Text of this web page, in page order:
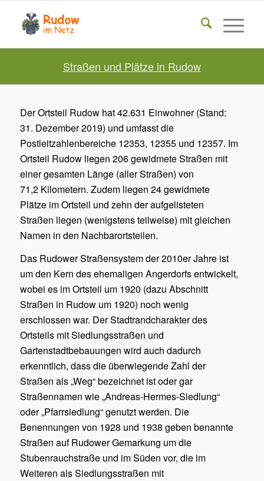
Straßen und Plätze in Rudow
Der Ortsteil Rudow hat 42.631 Einwohner (Stand:
31. Dezember 2019) und umfasst die
Postleitzahlenbereiche 12353, 12355 und 12357. Im
Ortsteil Rudow liegen 206 gewidmete Straßen mit
einer gesamten Länge (aller Straßen) von
71,2 Kilometern. Zudem liegen 24 gewidmete
Plätze im Ortsteil und zehn der aufgelisteten
Straßen liegen (wenigstens teilweise) mit gleichen
Namen in den Nachbarortsteilen.
Das Rudower Straßensystem der 2010er Jahre ist
um den Kern des ehemaligen Angerdorfs entwickelt,
wobei es im Ortsteil um 1920 (dazu Abschnitt
Straßen in Rudow um 1920) noch wenig
erschlossen war. Der Stadtrandcharakter des
Ortsteils mit Siedlungsstraßen und
Gartenstadtbebauungen wird auch dadurch
erkenntlich, dass die überwiegende Zahl der
Straßen als „Weg“ bezeichnet ist oder gar
Straßennamen wie „Andreas-Hermes-Siedlung“
oder „Pfarrsiedlung“ genutzt werden. Die
Benennungen von 1928 und 1938 geben benannte
Straßen auf Rudower Gemarkung um die
Stubenrauchstraße und im Süden vor, die im
Weiteren als Siedlungsstraßen mit